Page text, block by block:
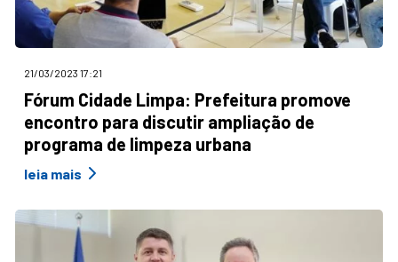
21/03/2023 17:21
Fórum Cidade Limpa: Prefeitura promove
encontro para discutir ampliação de
programa de limpeza urbana
leia mais